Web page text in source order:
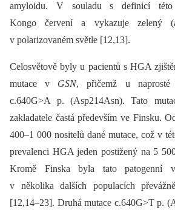
amyloidu. V souladu s definicí této
Kongo červení a vykazuje zelený
v polarizovaném světle [12,13].
Celosvětově byly u pacientů s HGA
mutace v GSN, přičemž u naprosté
c.640G>A p. (Asp214Asn). Tato
zakladatele častá především ve Finsku.
400–1 000 nositelů dané mutace, což v
prevalenci HGA jeden postižený na 5
Kromě Finska byla tato patogenní
v několika dalších populacích
[12,14–23]. Druhá mutace c.640G>T p.